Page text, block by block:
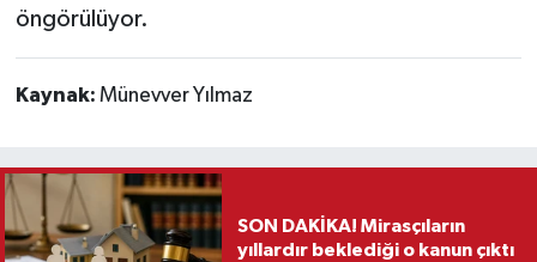
öngörülüyor.
Kaynak: Münevver Yılmaz
SON DAKİKA! Mirasçıların
yıllardır beklediği o kanun çıktı